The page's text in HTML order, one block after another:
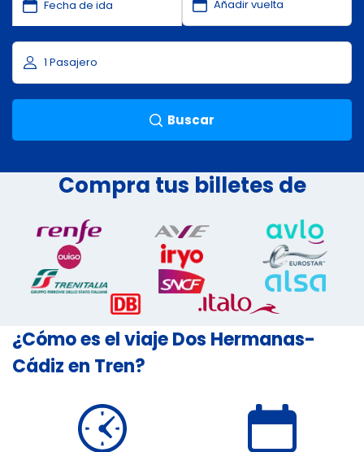
Buscar
Compra tus billetes de
¿Cómo es el viaje Dos Hermanas-
Cádiz en Tren?